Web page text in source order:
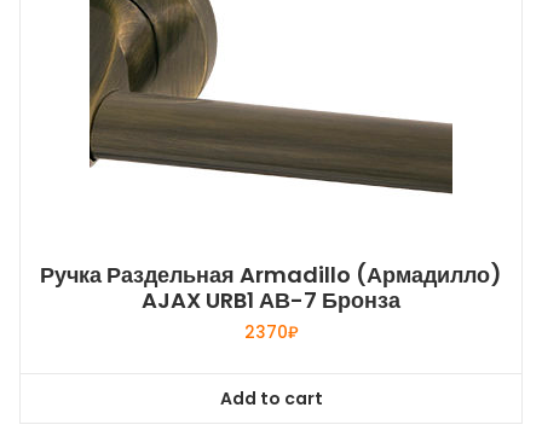
Ручка Раздельная Armadillo (Армадилло)
AJAX URB1 АВ-7 Бронза
2370₽
Add to cart